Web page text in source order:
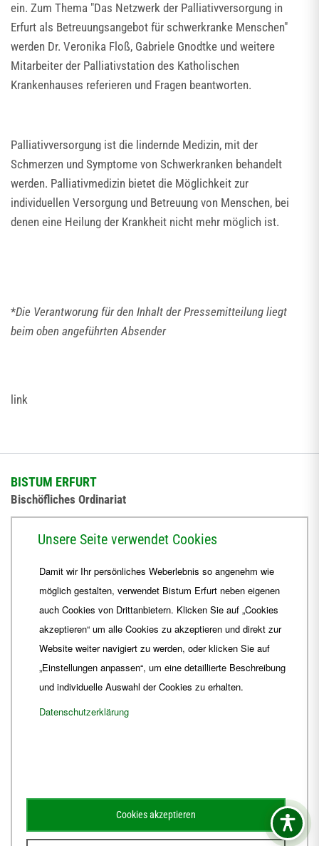
ein. Zum Thema "Das Netzwerk der Palliativversorgung in
Erfurt als Betreuungsangebot für schwerkranke Menschen"
werden Dr. Veronika Floß, Gabriele Gnodtke und weitere
Mitarbeiter der Palliativstation des Katholischen
Krankenhauses referieren und Fragen beantworten.
Palliativversorgung ist die lindernde Medizin, mit der
Schmerzen und Symptome von Schwerkranken behandelt
werden. Palliativmedizin bietet die Möglichkeit zur
individuellen Versorgung und Betreuung von Menschen, bei
denen eine Heilung der Krankheit nicht mehr möglich ist.
*Die Verantworung für den Inhalt der Pressemitteilung liegt
beim oben angeführten Absender
link
BISTUM ERFURT
Bischöfliches Ordinariat
+49 361 6572-444
ordinariat Bistum-Erfurt.de
Schematismus Amtsblatt
Unsere Seite verwendet Cookies
Damit wir Ihr persönliches Weberlebnis so angenehm wie
möglich gestalten, verwendet Bistum Erfurt neben eigenen
auch Cookies von Drittanbietern. Klicken Sie auf „Cookies
akzeptieren“ um alle Cookies zu akzeptieren und direkt zur
Website weiter navigiert zu werden, oder klicken Sie auf
„Einstellungen anpassen“, um eine detaillierte Beschreibung
und individuelle Auswahl der Cookies zu erhalten.
Datenschutzerklärung
Cookies akzeptieren